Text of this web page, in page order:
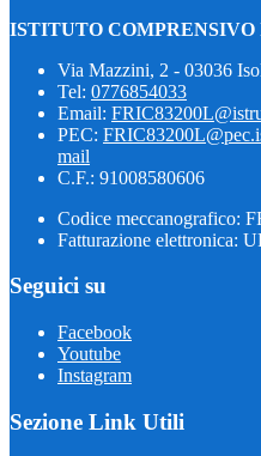
ISTITUTO
Via Mazzini, 2 - 03036
Tel: 0776854033
Email:
PEC:
mail
C.F.: 91008580606
Codice meccanografico:
Fatturazione elettronica:
Seguici su
Facebook
Youtube
Instagram
Sezione Link Utili